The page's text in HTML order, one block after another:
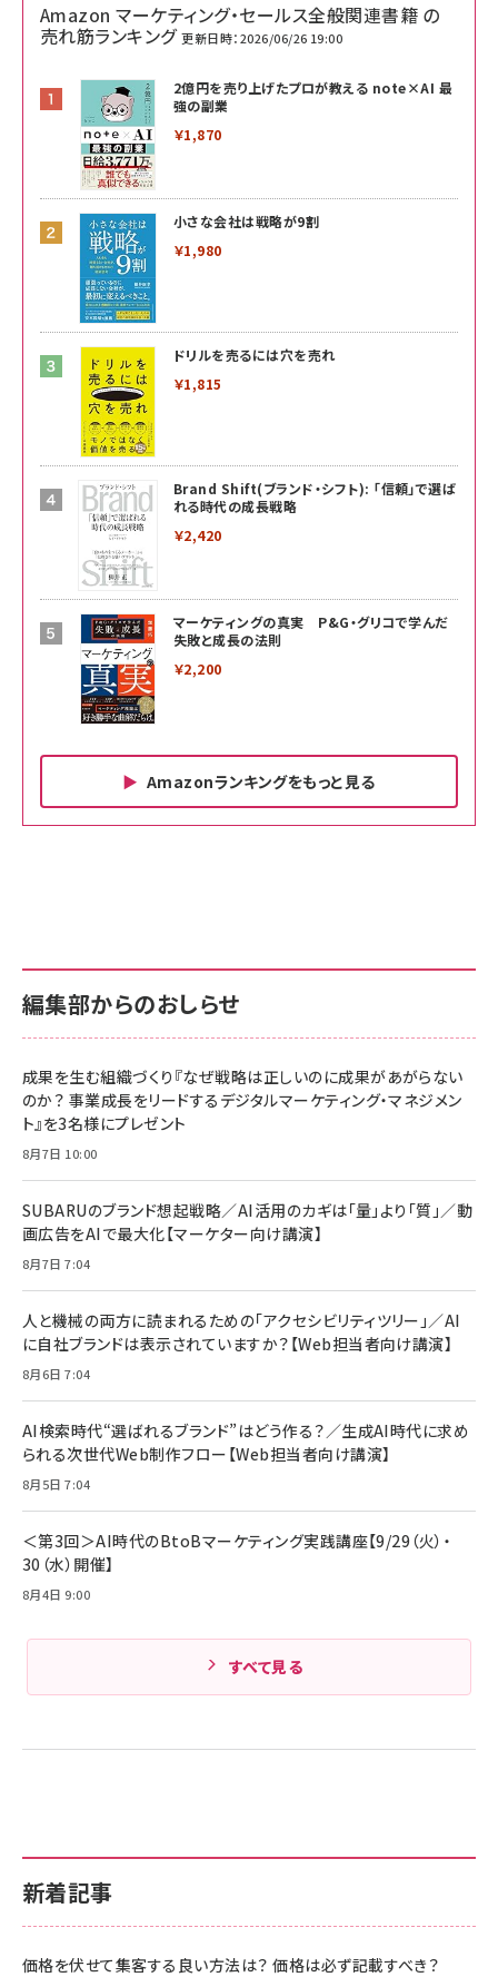
Amazon マーケティング・セールス全般関連書籍 の
売れ筋ランキング 更新日時：2026/06/26 19:00
2億円を売り上げたプロが教える note×AI 最
強の副業
￥1,870
小さな会社は戦略が9割
￥1,980
ドリルを売るには穴を売れ
￥1,815
Brand Shift(ブランド・シフト): 「信頼」で選ば
れる時代の成長戦略
￥2,420
マーケティングの真実 P&G・グリコで学んだ
失敗と成長の法則
￥2,200
Amazonランキングをもっと見る
￥880
anan(アンアン)2026/06/24号 No.2500増刊
スペシャルエディション[王道エンタメの矜持／
￥1,100
anan(アンアン)2026/07/08号 No.2502[2026
￥880
ママ投資家が育休中に１億貯めた株式投資
組織の成果を最大化する ルールのデザイン
￥1,980
Amazonランキングをもっと見る
内サポート正規品 メーカー保証5年
KLMEA128G
NIMASO ガラスフィルム iPhone 17 用 保護フィ
すい ガイド枠付き いPhone17 (6.3インチ) 対応
2枚セット DSP25F1698
￥1,599
￥6,980
全ワイヤレスイヤホン/アクティブノイズキャンセリ
技術基準適合】ブラック
￥5,990
ケーブル Anker絡まないケーブル 240W 結束バン
ド付き USB PD対応 シリコン素材採用 iPhone
17 / 16 / 15 / Galaxy iPad Pro MacBook
Pro/Air 各種対応 (1.8m ミッドナイトブラック)
￥1,890
内サポート正規品 メーカー保証5年
KLMEA128G
Amazon eギフトカード - Amazonロゴ - クラ
￥5,000
Anker PowerLine III Flow USB-C & USB-C
Pro/Air 各種対応 (1.8m ミッドナイトブラック)
￥1,890
サッポロ 生ビール 黒ラベル 350ml 缶 24本 ビー
ル ケース買い【6/30応募〆切! 黒ラベルビヤセラー
￥4,857
新着記事
価格を伏せて集客する良い方法は？ 価格は必ず記載すべき？
編集部からのおしらせ
成果を生む組織づくり『なぜ戦略は正しいのに成果があがらない
のか？ 事業成長をリードするデジタルマーケティング・マネジメン
ト』を3名様にプレゼント
8月7日 10:00
SUBARUのブランド想起戦略／AI活用のカギは「量」より「質」／動
画広告をAIで最大化【マーケター向け講演】
8月7日 7:04
人と機械の両方に読まれるための「アクセシビリティツリー」／AI
に自社ブランドは表示されていますか？【Web担当者向け講演】
8月6日 7:04
AI検索時代“選ばれるブランド”はどう作る？／生成AI時代に求め
られる次世代Web制作フロー【Web担当者向け講演】
8月5日 7:04
＜第3回＞AI時代のBtoBマーケティング実践講座【9/29（火）・
30（水）開催】
8月4日 9:00
すべて見る